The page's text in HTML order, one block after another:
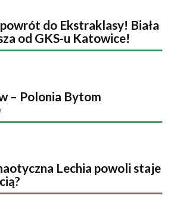
do Ekstraklasy! Biała
od GKS-u Katowice!
– Polonia Bytom
Lechia powoli staje